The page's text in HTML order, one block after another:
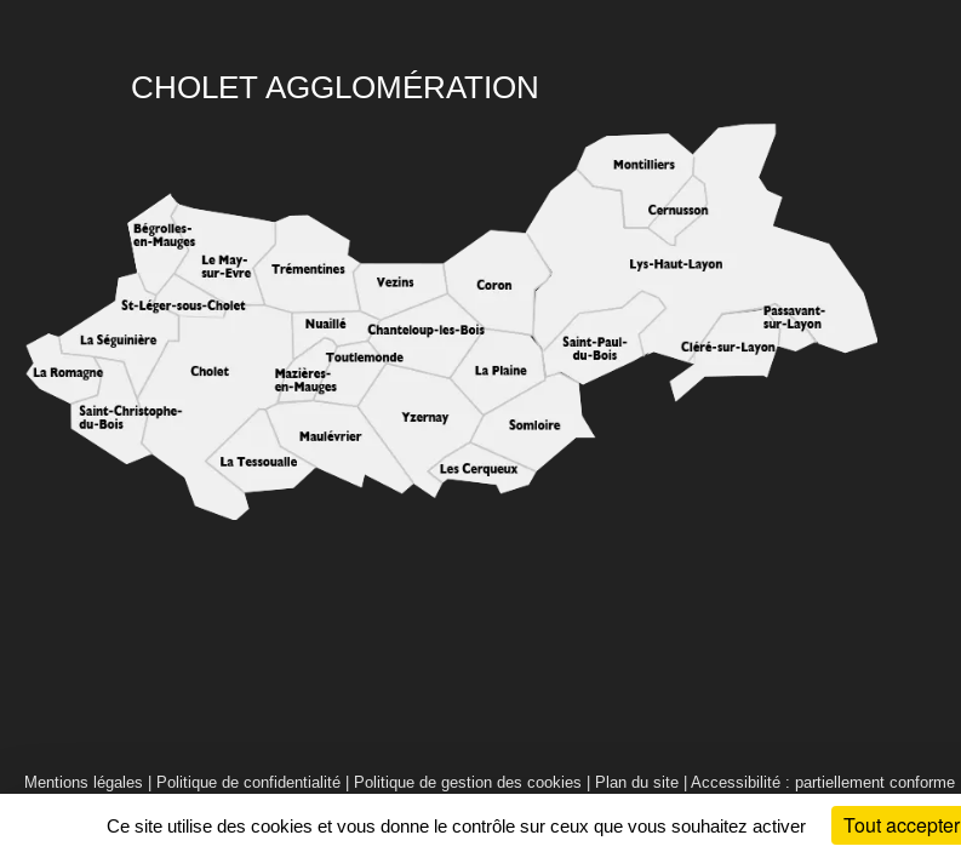
Ce site utilise des cookies et vous donne le contrôle sur ceux que vous souhaitez activer Tout accepter
CHOLET AGGLOMÉRATION
Mentions légales Politique de confidentialité Politique de gestion des cookies Plan du site Accessibilité : partiellement conforme